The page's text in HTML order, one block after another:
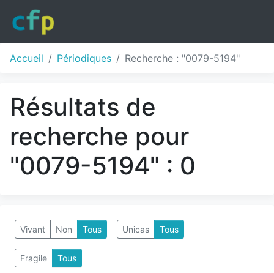
Accueil Périodiques Recherche : "0079-5194"
Résultats de
recherche pour
"0079-5194" : 0
Vivant Non Tous Unicas Tous
Fragile Tous